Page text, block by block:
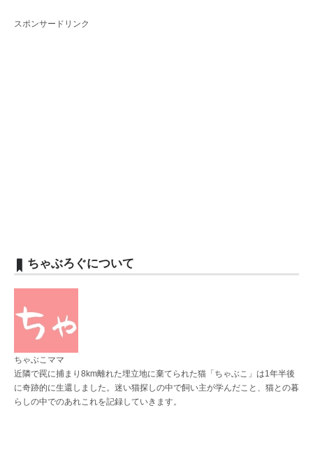
スポンサードリンク
ちゃぶろぐについて
ちゃぶこママ
近隣で罠に捕まり8km離れた埋立地に棄てられた猫「ちゃぶこ」は1年半後
に奇跡的に生還しました。迷い猫探しの中で飼い主が学んだこと、猫との暮
らしの中でのあれこれを記録していきます。